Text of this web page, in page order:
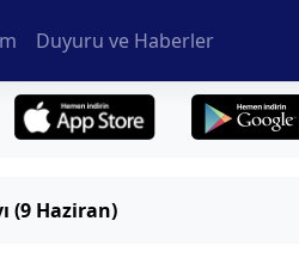
Duyuru ve Haberler
(9 Haziran)